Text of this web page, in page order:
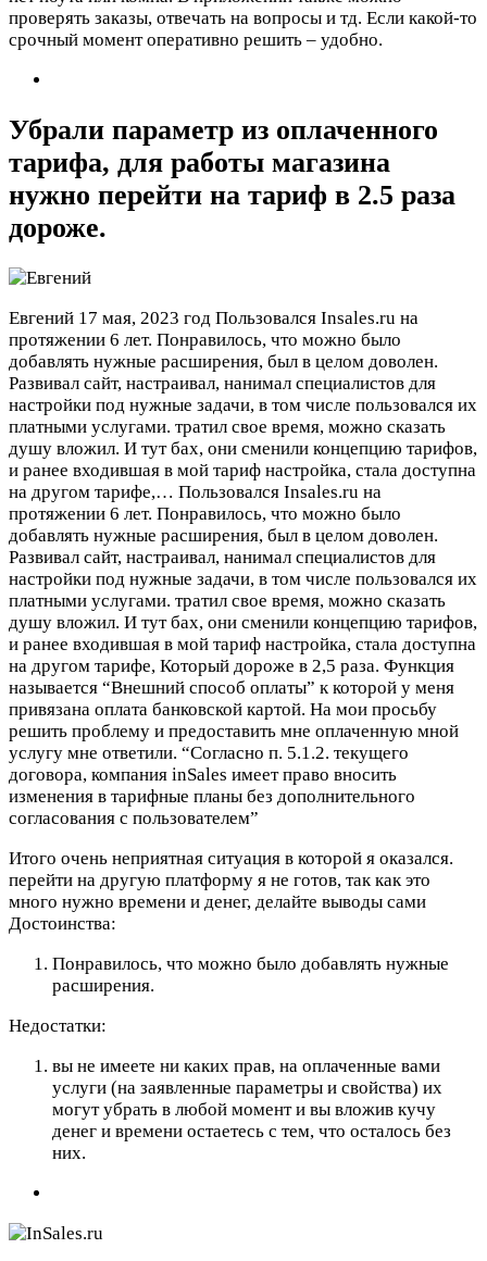
проверять заказы, отвечать на вопросы и тд. Если какой-то
срочный момент оперативно решить – удобно.
Убрали параметр из оплаченного
тарифа, для работы магазина
нужно перейти на тариф в 2.5 раза
дороже.
Евгений 17 мая, 2023 год Пользовался Insales.ru на
протяжении 6 лет. Понравилось, что можно было
добавлять нужные расширения, был в целом доволен.
Развивал сайт, настраивал, нанимал специалистов для
настройки под нужные задачи, в том числе пользовался их
платными услугами. тратил свое время, можно сказать
душу вложил. И тут бах, они сменили концепцию тарифов,
и ранее входившая в мой тариф настройка, стала доступна
на другом тарифе,… Пользовался Insales.ru на
протяжении 6 лет. Понравилось, что можно было
добавлять нужные расширения, был в целом доволен.
Развивал сайт, настраивал, нанимал специалистов для
настройки под нужные задачи, в том числе пользовался их
платными услугами. тратил свое время, можно сказать
душу вложил. И тут бах, они сменили концепцию тарифов,
и ранее входившая в мой тариф настройка, стала доступна
на другом тарифе, Который дороже в 2,5 раза. Функция
называется “Внешний способ оплаты” к которой у меня
привязана оплата банковской картой. На мои просьбу
решить проблему и предоставить мне оплаченную мной
услугу мне ответили. “Согласно п. 5.1.2. текущего
договора, компания inSales имеет право вносить
изменения в тарифные планы без дополнительного
согласования с пользователем”
Итого очень неприятная ситуация в которой я оказался.
перейти на другую платформу я не готов, так как это
много нужно времени и денег, делайте выводы сами
Достоинства:
Понравилось, что можно было добавлять нужные
расширения.
Недостатки:
вы не имеете ни каких прав, на оплаченные вами
услуги (на заявленные параметры и свойства) их
могут убрать в любой момент и вы вложив кучу
денег и времени остаетесь с тем, что осталось без
них.